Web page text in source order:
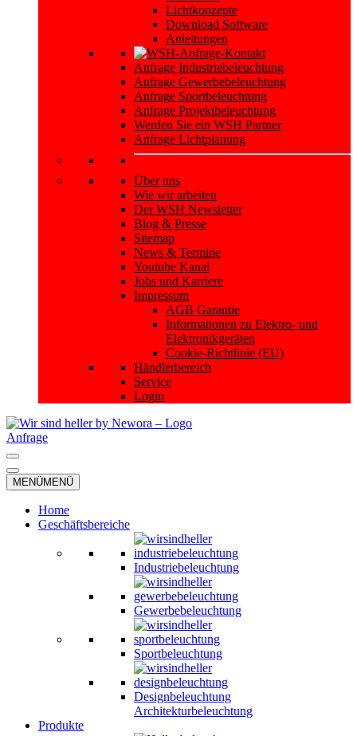
Lichtkonzepte
Download Software
Anleitungen
Anfrage Industriebeleuchtung
Anfrage Gewerbebeleuchtung
Anfrage Sportbeleuchtung
Anfrage Projektbeleuchtung
Werden Sie ein WSH Partner
Anfrage Lichtplanung
Über uns
Wie wir arbeiten
Der WSH Newsletter
Blog & Presse
Sitemap
News & Termine
Youtube Kanal
Jobs und Karriere
Impressum
AGB Garantie
Informationen zu Elektro- und
Elektronikgeräten
Cookie-Richtlinie (EU)
Händlerbereich
Service
Login
Anfrage
Navigationsmenü
Navigationsmenü
MENÜMENÜ
Home
Geschäftsbereiche
Industriebeleuchtung
Gewerbebeleuchtung
Sportbeleuchtung
Designbeleuchtung
Architekturbeleuchtung
Produkte